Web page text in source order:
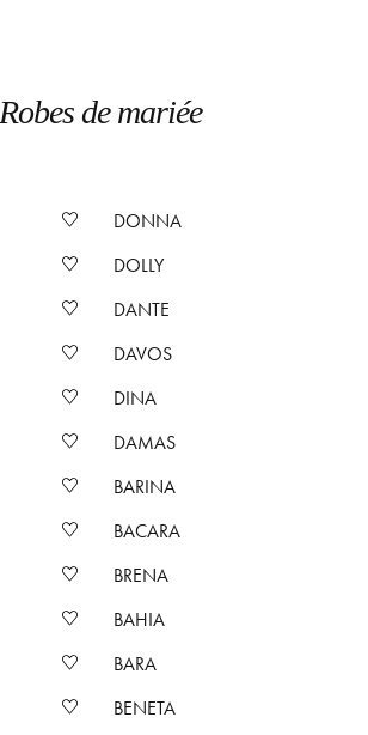
Robes de mariée
DONNA
DOLLY
DANTE
DAVOS
DINA
DAMAS
BARINA
BACARA
BRENA
BAHIA
BARA
BENETA